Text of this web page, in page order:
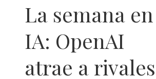
La semana en
IA: OpenAI
atrae a rivales